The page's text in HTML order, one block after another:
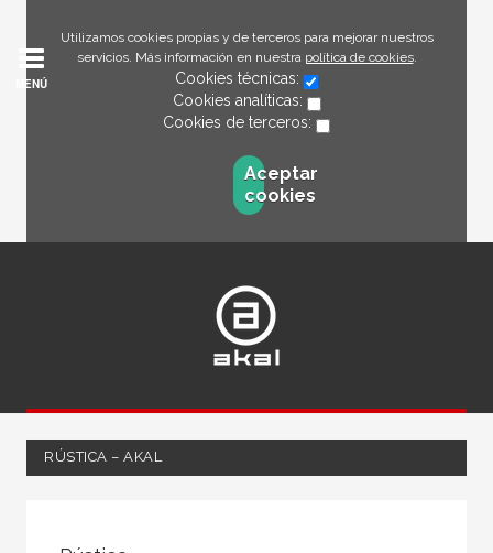
Utilizamos cookies propias y de terceros para mejorar nuestros
servicios. Más información en nuestra política de cookies.
Cookies técnicas:
Cookies analíticas:
Cookies de terceros:
Aceptar
cookies
MENÚ
RÚSTICA – AKAL